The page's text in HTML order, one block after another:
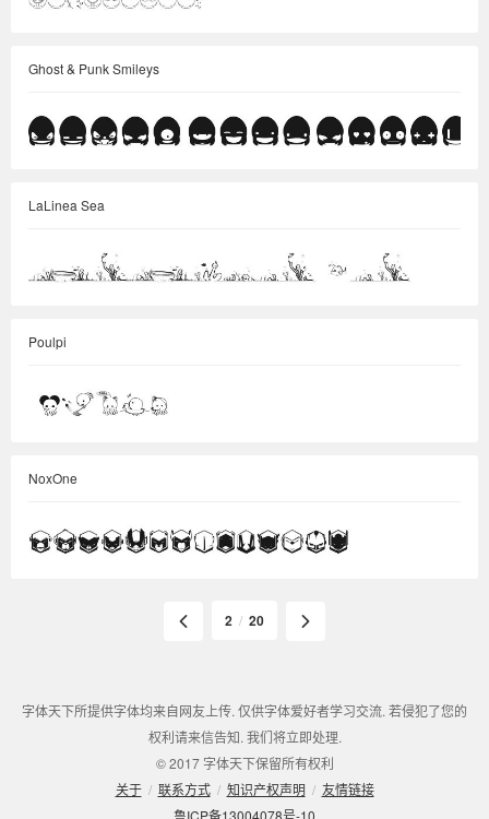
Ghost & Punk Smileys
LaLinea Sea
Poulpi
NoxOne
2 / 20
字体天下所提供字体均来自网友上传. 仅供字体爱好者学习交流. 若侵犯了您的
权利请来信告知. 我们将立即处理.
© 2017 字体天下保留所有权利
关于 / 联系方式 / 知识产权声明 / 友情链接
鲁ICP备13004078号-10